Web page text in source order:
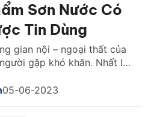
Sơn Nước Có
Tin Dùng
gian nội – ngoại thất của
gặp khó khăn. Nhất là
thị trường giá sơn nước
05-06-2023